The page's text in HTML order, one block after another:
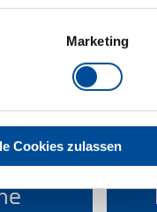
Marketing
Cookies zulassen